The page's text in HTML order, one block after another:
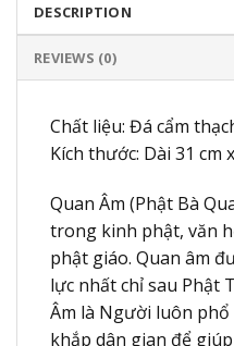
DESCRIPTION
REVIEWS (0)
Chất liệu: Đá cẩm
Kích thước: Dài 31 cm
Quan Âm (Phật Bà
trong kinh phật, văn
phật giáo. Quan âm
lực nhất chỉ sau Phật
Âm là Người luôn
khắp dân gian để